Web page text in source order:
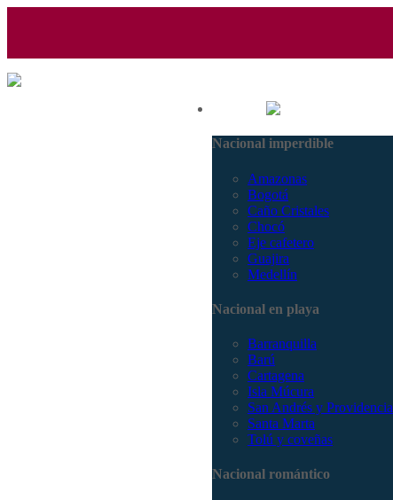
Nacional imperdible
Amazonas
Bogotá
Caño Cristales
Chocó
Eje cafetero
Guajira
Medellín
Nacional en playa
Barranquilla
Barú
Cartagena
Isla Múcura
San Andrés y Providencia
Santa Marta
Tolú y coveñas
Nacional romántico